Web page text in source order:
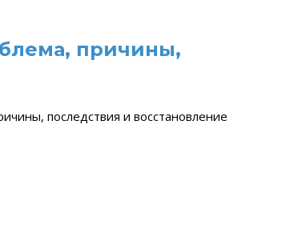
причины,
последствия и восстановление